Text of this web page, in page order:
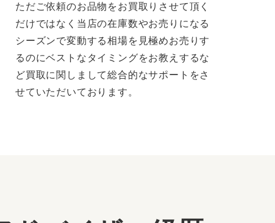
ただご依頼のお品物をお買取りさせて頂く
だけではなく当店の在庫数やお売りになる
シーズンで変動する相場を見極めお売りす
るのにベストなタイミングをお教えするな
ど買取に関しまして総合的なサポートをさ
せていただいております。